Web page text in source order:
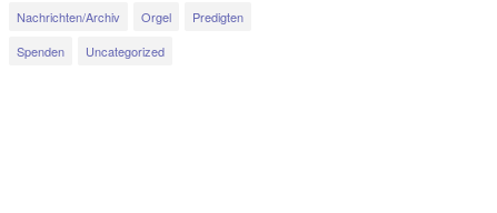
Nachrichten/Archiv
Orgel
Predigten
Spenden
Uncategorized